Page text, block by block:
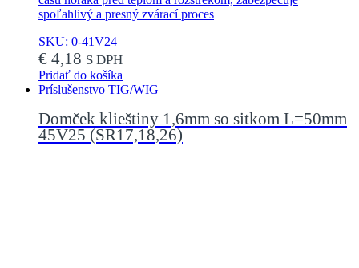
spoľahlivý a presný zvárací proces
SKU: 0-41V24
€ 4,18 S DPH
Pridať do košíka
Príslušenstvo TIG/WIG
Domček klieštiny 1,6mm so sitkom L=50mm
45V25 (SR17,18,26)